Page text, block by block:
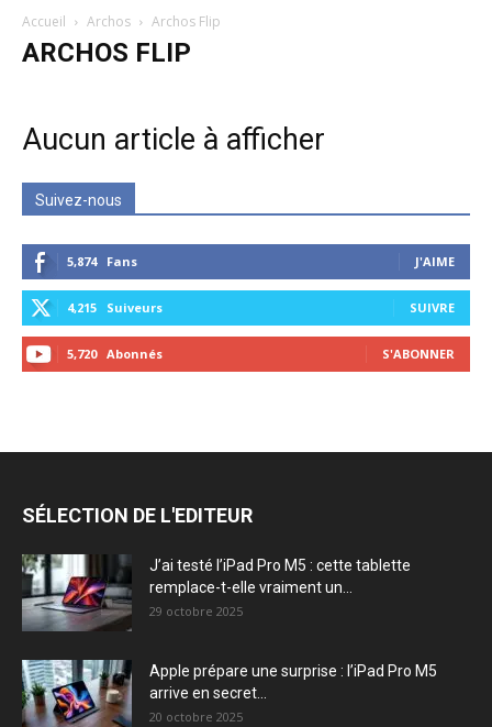
Accueil Archos Archos Flip
ARCHOS FLIP
Aucun article à afficher
Suivez-nous
5,874 Fans J'AIME
4,215 Suiveurs SUIVRE
5,720 Abonnés S'ABONNER
SÉLECTION DE L'EDITEUR
J’ai testé l’iPad Pro M5 : cette tablette
remplace-t-elle vraiment un...
29 octobre 2025
Apple prépare une surprise : l’iPad Pro M5
arrive en secret...
20 octobre 2025